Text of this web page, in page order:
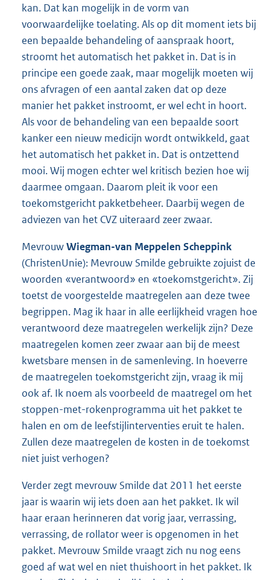
kan. Dat kan mogelijk in de vorm van
voorwaardelijke toelating. Als op dit moment iets bij
een bepaalde behandeling of aanspraak hoort,
stroomt het automatisch het pakket in. Dat is in
principe een goede zaak, maar mogelijk moeten wij
ons afvragen of een aantal zaken dat op deze
manier het pakket instroomt, er wel echt in hoort.
Als voor de behandeling van een bepaalde soort
kanker een nieuw medicijn wordt ontwikkeld, gaat
het automatisch het pakket in. Dat is ontzettend
mooi. Wij mogen echter wel kritisch bezien hoe wij
daarmee omgaan. Daarom pleit ik voor een
toekomstgericht pakketbeheer. Daarbij wegen de
adviezen van het CVZ uiteraard zeer zwaar.
MevrouwWiegman-van Meppelen Scheppink
(ChristenUnie): Mevrouw Smilde gebruikte zojuist de
woorden «verantwoord» en «toekomstgericht». Zij
toetst de voorgestelde maatregelen aan deze twee
begrippen. Mag ik haar in alle eerlijkheid vragen hoe
verantwoord deze maatregelen werkelijk zijn? Deze
maatregelen komen zeer zwaar aan bij de meest
kwetsbare mensen in de samenleving. In hoeverre
de maatregelen toekomstgericht zijn, vraag ik mij
ook af. Ik noem als voorbeeld de maatregel om het
stoppen-met-rokenprogramma uit het pakket te
halen en om de leefstijlinterventies eruit te halen.
Zullen deze maatregelen de kosten in de toekomst
niet juist verhogen?
Verder zegt mevrouw Smilde dat 2011 het eerste
jaar is waarin wij iets doen aan het pakket. Ik wil
haar eraan herinneren dat vorig jaar, verrassing,
verrassing, de rollator weer is opgenomen in het
pakket. Mevrouw Smilde vraagt zich nu nog eens
goed af wat wel en niet thuishoort in het pakket. Ik